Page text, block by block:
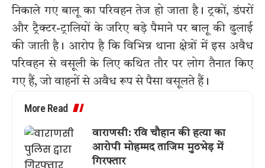
निकाले गए बालू का परिवहन तेज हो जाता है। ट्रकों, डंपरों
और ट्रैक्टर-ट्रालियों के जरिए बड़े पैमाने पर बालू की ढुलाई
की जाती है। आरोप है कि विभिन्न थाना क्षेत्रों में इस अवैध
परिवहन से वसूली के लिए कथित तौर पर लोग तैनात किए
गए हैं, जो वाहनों से अवैध रूप से पैसा वसूलते हैं।
More Read
वाराणसी: रवि चौहान की हत्या का
आरोपी मोहम्मद ताजिम मुठभेड़ में
गिरफ्तार